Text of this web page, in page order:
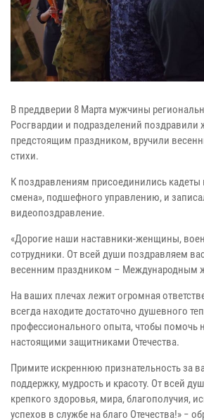
В преддверии 8 Марта мужчины
Росгвардии и подразделений
предстоящим праздником, вручили
стихи.
К поздравлениям присоединились кадеты
смена», подшефного управлению, и
видеопоздравление.
«Дорогие наши наставники-женщины,
сотрудники. От всей души поздравляем
весенним праздником – Международным
На ваших плечах лежит огромная
всегда находите достаточно душевного
профессионального опыта, чтобы помочь
настоящими защитниками Отечества.
Примите искреннюю признательность за
поддержку, мудрость и красоту. От всей
крепкого здоровья, мира, благополучия,
успехов в службе на благо Отечества!» −